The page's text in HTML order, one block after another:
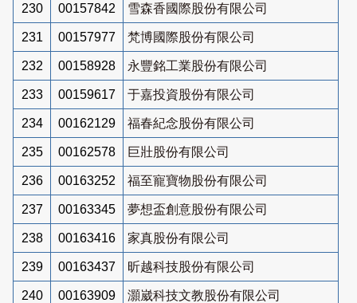
230 00157842 雪森香國際股份有限公司
231 00157977 梵博國際股份有限公司
232 00158928 永豐銘工業股份有限公司
233 00159617 于嘉投資股份有限公司
234 00162129 福春紀念股份有限公司
235 00162578 巨壯股份有限公司
236 00163252 福至寵寶物股份有限公司
237 00163345 夢想盃創意股份有限公司
238 00163416 家真股份有限公司
239 00163437 昕越科技股份有限公司
240 00163909 灝崴科技文教股份有限公司